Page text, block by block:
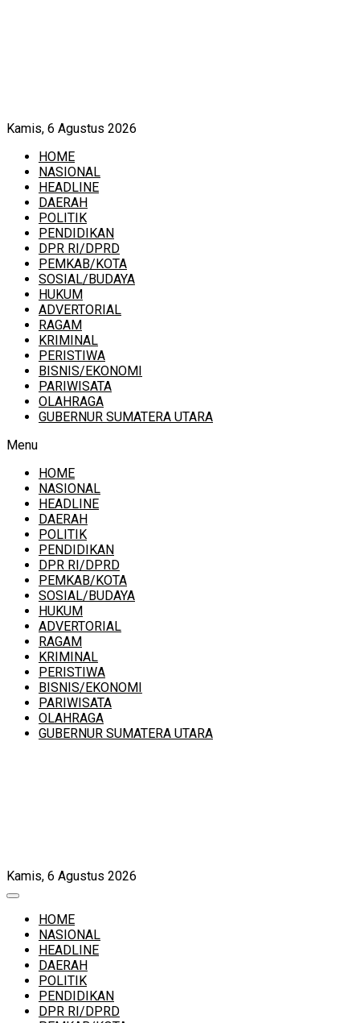
Kamis, 6 Agustus 2026
HOME
NASIONAL
HEADLINE
DAERAH
POLITIK
PENDIDIKAN
DPR RI/DPRD
PEMKAB/KOTA
SOSIAL/BUDAYA
HUKUM
ADVERTORIAL
RAGAM
KRIMINAL
PERISTIWA
BISNIS/EKONOMI
PARIWISATA
OLAHRAGA
GUBERNUR SUMATERA UTARA
Menu
HOME
NASIONAL
HEADLINE
DAERAH
POLITIK
PENDIDIKAN
DPR RI/DPRD
PEMKAB/KOTA
SOSIAL/BUDAYA
HUKUM
ADVERTORIAL
RAGAM
KRIMINAL
PERISTIWA
BISNIS/EKONOMI
PARIWISATA
OLAHRAGA
GUBERNUR SUMATERA UTARA
Kamis, 6 Agustus 2026
HOME
NASIONAL
HEADLINE
DAERAH
POLITIK
PENDIDIKAN
DPR RI/DPRD